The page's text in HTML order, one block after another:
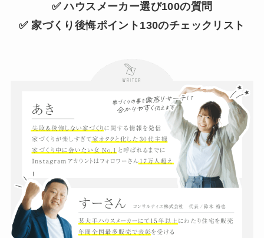
✅ ハウスメーカー選び100の質問
✅ 家づくり後悔ポイント130のチェックリスト